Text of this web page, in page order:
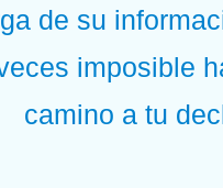
de su
imposible
camino a tu